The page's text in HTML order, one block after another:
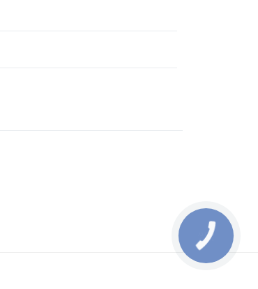
КНОПКА
ЗВ'ЯЗКУ